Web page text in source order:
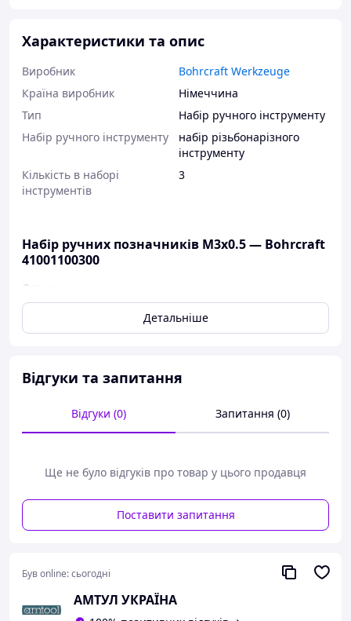
Характеристики та опис
Виробник
Bohrcraft Werkzeuge
Країна виробник
Німеччина
Тип
Набір ручного інструменту
Набір ручного інструменту
набір різьбонарізного
інструменту
Кількість в наборі
інструментів
3
Набір ручних позначників M3х0.5 — Bohrcraft
41001100300
Опис:
Метричні позначники для нарізування різі в
конструкційних марках сталі, у нелегованих
міцності до 800 Н/мм2
Тип різі: метрична DIN 352
Кат. номер для замовлення 41001100300
Детальніше
Відгуки та запитання
Відгуки (0) Запитання (0)
Ще не було відгуків про товар у цього продавця
Поставити запитання
Був online:сьогодні
АМТУЛ УКРАЇНА